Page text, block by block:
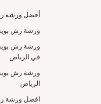
أفضل ورشة
ورشة رش
ورشة رش
في الرياض
ورشة رش
الرياض
افضل ورشة